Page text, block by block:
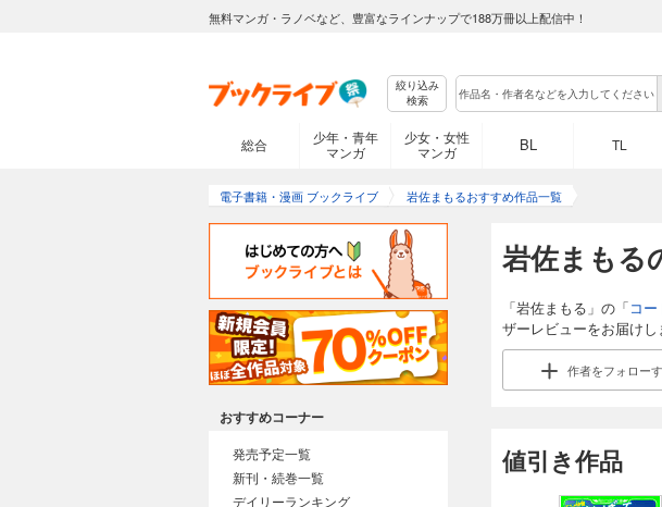
無料マンガ・ラノベなど、豊富なラインナップで188万冊以上配信中！
絞り込み
検索
総合
少年・青年
マンガ
少女・女性
マンガ
BL TL
電子書籍・漫画 ブックライブ 岩佐まもるおすすめ作品一覧
岩佐まもる
「岩佐まもる」の「コ
ザーレビューをお届けし
作者をフォロー
値引き作品
おすすめコーナー
発売予定一覧
新刊・続巻一覧
デイリーランキング